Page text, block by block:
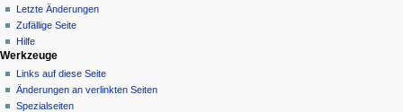
Letzte Änderungen
Zufällige Seite
Hilfe
Werkzeuge
Links auf diese Seite
Änderungen an verlinkten Seiten
Spezialseiten